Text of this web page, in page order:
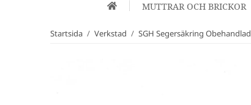
MUTTRAR OCH BRICKOR
Startsida / Verkstad / SGH Segersäkring Obehandlad